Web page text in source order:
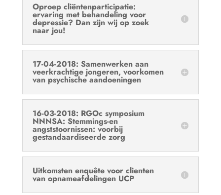
Oproep cliëntenparticipatie:
ervaring met behandeling voor
depressie? Dan zijn wij op zoek
naar jou!
17-04-2018: Samenwerken aan
veerkrachtige jongeren, voorkomen
van psychische aandoeningen
16-03-2018: RGOc symposium
NNNSA: Stemmings-en
angststoornissen: voorbij
gestandaardiseerde zorg
Uitkomsten enquête voor clienten
van opnameafdelingen UCP